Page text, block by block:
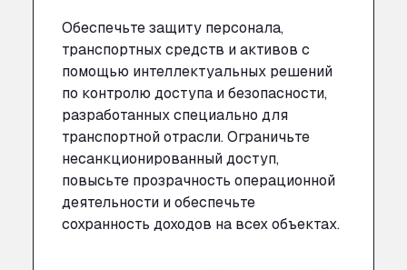
Обеспечьте защиту персонала,
транспортных средств и активов с
помощью интеллектуальных решений
по контролю доступа и безопасности,
разработанных специально для
транспортной отрасли. Ограничьте
несанкционированный доступ,
повысьте прозрачность операционной
деятельности и обеспечьте
сохранность доходов на всех объектах.